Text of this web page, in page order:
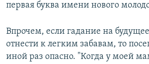
первая буква имени нового
Впрочем, если гадание на
отнести к легким забавам, то
иной раз опасно. "Когда у моей